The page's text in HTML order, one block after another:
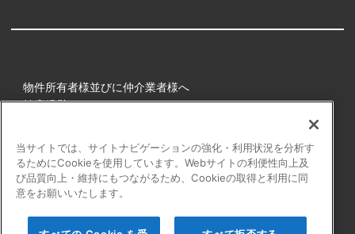
物件所有者様並びに仲介業者様へ
健康経営
プライバシーポリシー
障害者の表記について
当サイトでは、サイトナビゲーションの強化・利用状況を分析す
るためにCookieを使用しています。Webサイトの利便性向上及
び品質向上・維持にもつながるため、Cookieの取得と利用に同
意をお願いいたします。